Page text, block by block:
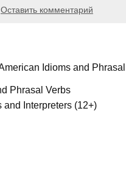
Оставить комментарий
Idioms and
Phrasal Verbs
and Interpreters (12+)